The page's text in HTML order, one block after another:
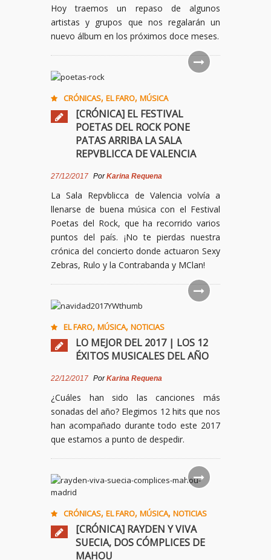
Hoy traemos un repaso de algunos
artistas y grupos que nos regalarán un
nuevo álbum en los próximos doce meses.
CRÓNICAS, EL FARO, MÚSICA
[CRÓNICA] EL FESTIVAL
POETAS DEL ROCK PONE
PATAS ARRIBA LA SALA
REPVBLICCA DE VALENCIA
27/12/2017 PorKarina Requena
La Sala Repvblicca de Valencia volvía a
llenarse de buena música con el Festival
Poetas del Rock, que ha recorrido varios
puntos del país. ¡No te pierdas nuestra
crónica del concierto donde actuaron Sexy
Zebras, Rulo y la Contrabanda y MClan!
EL FARO, MÚSICA, NOTICIAS
LO MEJOR DEL 2017 | LOS 12
ÉXITOS MUSICALES DEL AÑO
22/12/2017 PorKarina Requena
¿Cuáles han sido las canciones más
sonadas del año? Elegimos 12 hits que nos
han acompañado durante todo este 2017
que estamos a punto de despedir.
CRÓNICAS, EL FARO, MÚSICA, NOTICIAS
[CRÓNICA] RAYDEN Y VIVA
SUECIA, DOS CÓMPLICES DE
MAHOU